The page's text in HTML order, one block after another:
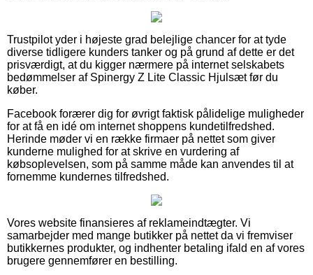
Trustpilot yder i højeste grad belejlige chancer for at tyde
diverse tidligere kunders tanker og på grund af dette er det
prisværdigt, at du kigger nærmere på internet selskabets
bedømmelser af Spinergy Z Lite Classic Hjulsæt før du
køber.
Facebook forærer dig for øvrigt faktisk pålidelige muligheder
for at få en idé om internet shoppens kundetilfredshed.
Herinde møder vi en række firmaer på nettet som giver
kunderne mulighed for at skrive en vurdering af
købsoplevelsen, som på samme måde kan anvendes til at
fornemme kundernes tilfredshed.
Vores website finansieres af reklameindtægter. Vi
samarbejder med mange butikker på nettet da vi fremviser
butikkernes produkter, og indhenter betaling ifald en af vores
brugere gennemfører en bestilling.